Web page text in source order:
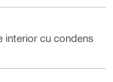
interior cu condens